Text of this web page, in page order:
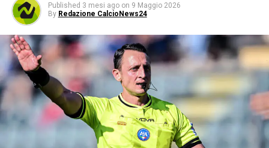
Published 3 mesi ago on 9 Maggio 2026
By Redazione CalcioNews24